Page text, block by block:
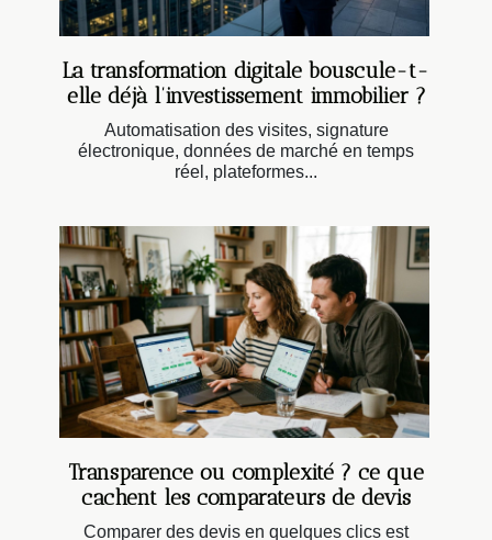
La transformation digitale bouscule-t-
elle déjà l’investissement immobilier ?
Automatisation des visites, signature
électronique, données de marché en temps
réel, plateformes...
Transparence ou complexité ? ce que
cachent les comparateurs de devis
Comparer des devis en quelques clics est